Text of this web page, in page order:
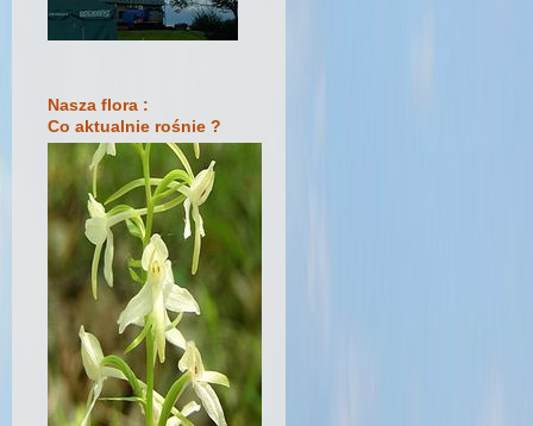
Nasza flora :
Co aktualnie rośnie ?